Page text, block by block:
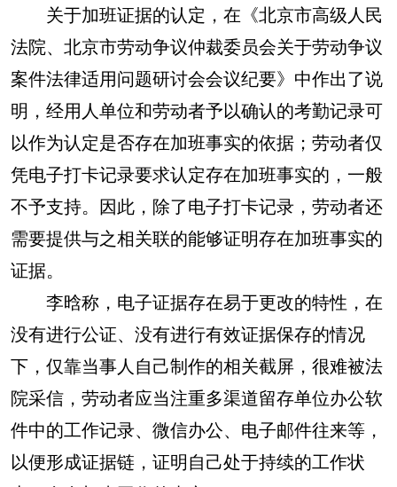
关于加班证据的认定，在《北京市高级人民
法院、北京市劳动争议仲裁委员会关于劳动争议
案件法律适用问题研讨会会议纪要》中作出了说
明，经用人单位和劳动者予以确认的考勤记录可
以作为认定是否存在加班事实的依据；劳动者仅
凭电子打卡记录要求认定存在加班事实的，一般
不予支持。因此，除了电子打卡记录，劳动者还
需要提供与之相关联的能够证明存在加班事实的
证据。
李晗称，电子证据存在易于更改的特性，在
没有进行公证、没有进行有效证据保存的情况
下，仅靠当事人自己制作的相关截屏，很难被法
院采信，劳动者应当注重多渠道留存单位办公软
件中的工作记录、微信办公、电子邮件往来等，
以便形成证据链，证明自己处于持续的工作状